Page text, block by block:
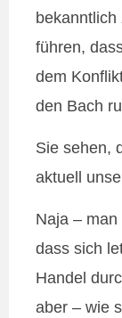
bekanntlich
führen,
dem
den Bach
Sie sehen,
aktuell
Naja –
dass sich
Handel
aber – wie